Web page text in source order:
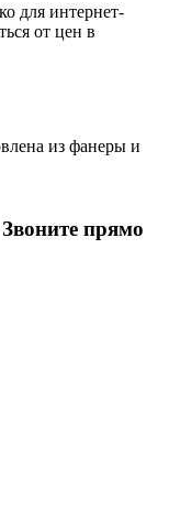
для интернет-
от цен в
из фанеры и
Звоните прямо